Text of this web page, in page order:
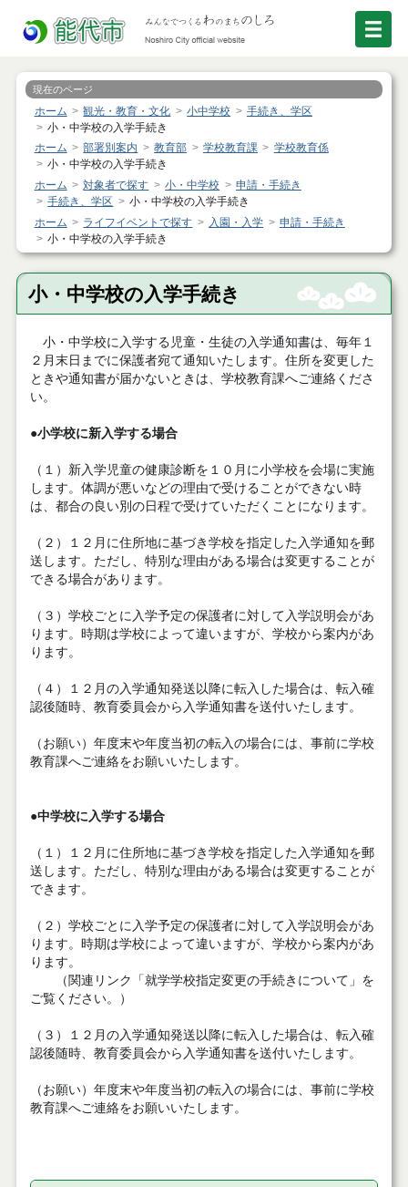
現在のページ
ホーム 観光・教育・文化 小中学校
手続き、学区
小・中学校の入学手続き
ホーム
部署別案内 教育部 学校教育課
学校教育係
小・中学校の入学手続き
ホーム
対象者で探す 小・中学校
申請・手続き
手続き、学区
小・中学校の入学手続き
ホーム
ライフイベントで探す 入園・入学
申請・手続き
小・中学校の入学手続き
小・中学校の入学手続き
小・中学校に入学する児童・生徒の入学通知書は、毎年１
２月末日までに保護者宛て通知いたします。住所を変更した
ときや通知書が届かないときは、学校教育課へご連絡くださ
い。
●小学校に新入学する場合
（１）新入学児童の健康診断を１０月に小学校を会場に実施
します。体調が悪いなどの理由で受けることができない時
は、都合の良い別の日程で受けていただくことになります。
（２）１２月に住所地に基づき学校を指定した入学通知を郵
送します。ただし、特別な理由がある場合は変更することが
できる場合があります。
（３）学校ごとに入学予定の保護者に対して入学説明会があ
ります。時期は学校によって違いますが、学校から案内があ
ります。
（４）１２月の入学通知発送以降に転入した場合は、転入確
認後随時、教育委員会から入学通知書を送付いたします。
（お願い）年度末や年度当初の転入の場合には、事前に学校
教育課へご連絡をお願いいたします。
●中学校に入学する場合
（１）１２月に住所地に基づき学校を指定した入学通知を郵
送します。ただし、特別な理由がある場合は変更することが
できます。
（２）学校ごとに入学予定の保護者に対して入学説明会があ
ります。時期は学校によって違いますが、学校から案内があ
ります。
（関連リンク「就学学校指定変更の手続きについて」を
ご覧ください。）
（３）１２月の入学通知発送以降に転入した場合は、転入確
認後随時、教育委員会から入学通知書を送付いたします。
（お願い）年度末や年度当初の転入の場合には、事前に学校
教育課へご連絡をお願いいたします。